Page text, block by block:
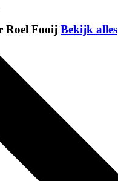
Roel Fooij Bekijk alles